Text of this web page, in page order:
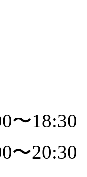
〜18:30
〜20:30